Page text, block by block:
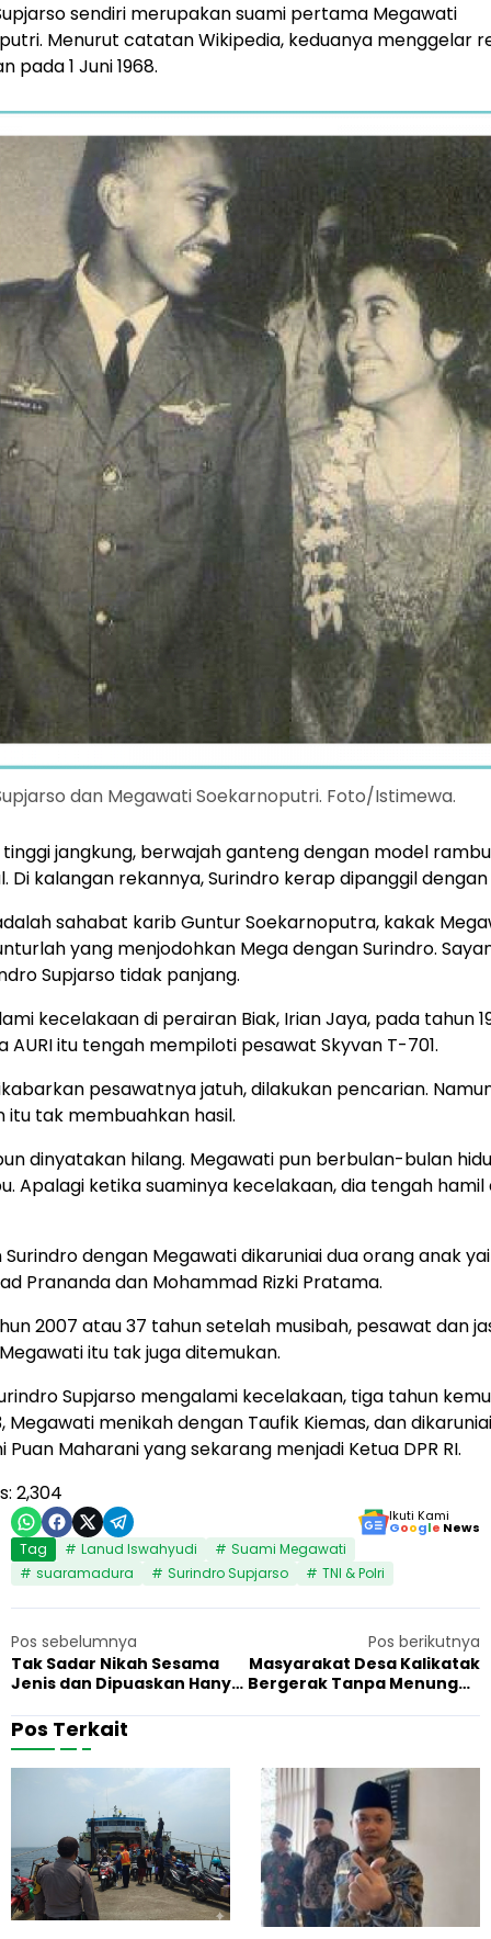
sendiri merupakan suami pertama Megawati
Menurut catatan Wikipedia, keduanya menggelar
pada 1 Juni 1968.
dan Megawati Soekarnoputri. Foto/Istimewa.
tinggi jangkung, berwajah ganteng dengan model
Di kalangan rekannya, Surindro kerap dipanggil dengan
sahabat karib Guntur Soekarnoputra, kakak
yang menjodohkan Mega dengan Surindro.
Supjarso tidak panjang.
kecelakaan di perairan Biak, Irian Jaya, pada tahun
AURI itu tengah mempiloti pesawat Skyvan T-701.
pesawatnya jatuh, dilakukan pencarian.
itu tak membuahkan hasil.
dinyatakan hilang. Megawati pun berbulan-bulan
Apalagi ketika suaminya kecelakaan, dia tengah hamil
Surindro dengan Megawati dikaruniai dua orang anak
Prananda dan Mohammad Rizki Pratama.
2007 atau 37 tahun setelah musibah, pesawat dan
itu tak juga ditemukan.
Supjarso mengalami kecelakaan, tiga tahun
Megawati menikah dengan Taufik Kiemas, dan
Puan Maharani yang sekarang menjadi Ketua DPR RI.
2,304
Ikuti Kami
Google News
Tag Lanud Iswahyudi
Suami Megawati
suaramadura
Surindro Supjarso TNI & Polri
Pos sebelumnya
Tak Sadar Nikah Sesama
Jenis dan Dipuaskan Hanya
Pos berikutnya
Masyarakat Desa Kalikatak
Bergerak Tanpa Menunggu
Pos Terkait
Berita
5 Agustus 2026